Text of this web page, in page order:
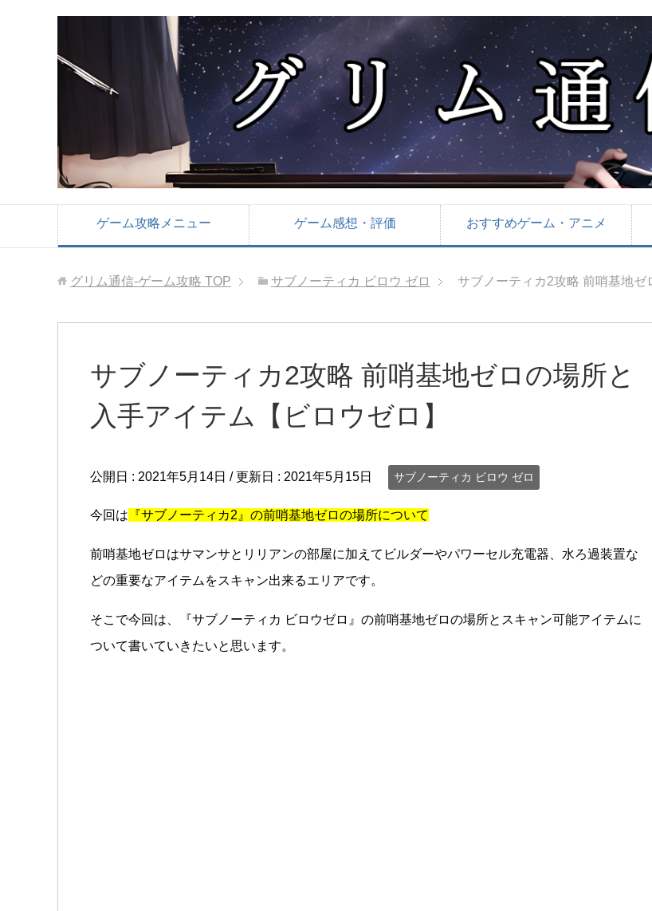
ゲーム攻略メニュー ゲーム感想・評価 おすすめゲーム・アニメ
グリム通信-ゲーム攻略 TOP サブノーティカ ビロウ ゼロ サブノーティカ2攻略 前哨基地ゼ
サブノーティカ2攻略 前哨基地ゼロの場所と
入手アイテム【ビロウゼロ】
公開日 : 2021年5月14日 / 更新日 : 2021年5月15日 サブノーティカ ビロウ ゼロ
今回は 『サブノーティカ2』の前哨基地ゼロの場所について
前哨基地ゼロはサマンサとリリアンの部屋に加えてビルダーやパワーセル充電器、水ろ過装置な
どの重要なアイテムをスキャン出来るエリアです。
そこで今回は、『サブノーティカ ビロウゼロ』の前哨基地ゼロの場所とスキャン可能アイテムに
ついて書いていきたいと思います。